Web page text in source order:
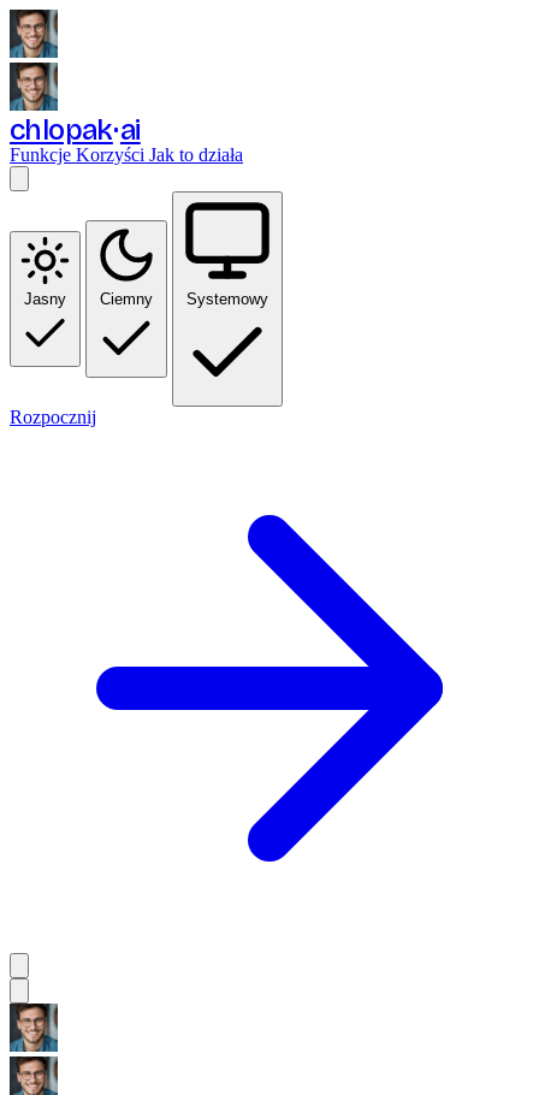
chlopak ai
Funkcje Korzyści Jak to działa
Jasny Ciemny Systemowy
Rozpocznij